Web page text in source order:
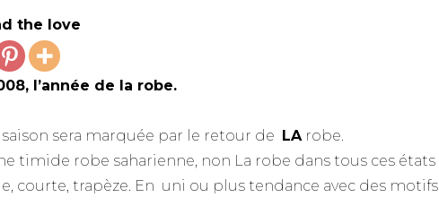
the love
l’année de la robe.
sera marquée par le retour de LA robe.
timide robe saharienne, non La robe dans tous ces états
courte, trapèze. En uni ou plus tendance avec des motifs.